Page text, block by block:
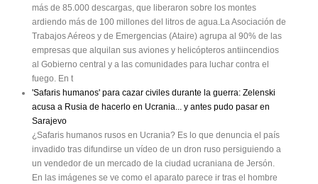
más de 85.000 descargas, que liberaron sobre los montes
ardiendo más de 100 millones del litros de agua.La Asociación de
Trabajos Aéreos y de Emergencias (Ataire) agrupa al 90% de las
empresas que alquilan sus aviones y helicópteros antiincendios
al Gobierno central y a las comunidades para luchar contra el
fuego. En t
'Safaris humanos' para cazar civiles durante la guerra: Zelenski
acusa a Rusia de hacerlo en Ucrania... y antes pudo pasar en
Sarajevo
¿Safaris humanos rusos en Ucrania? Es lo que denuncia el país
invadido tras difundirse un vídeo de un dron ruso persiguiendo a
un vendedor de un mercado de la ciudad ucraniana de Jersón.
En las imágenes se ve como el aparato parece ir tras el hombre